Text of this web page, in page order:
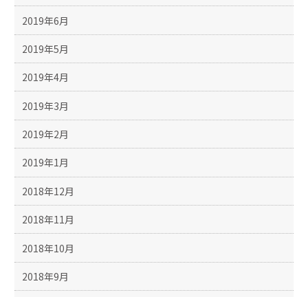
2019年6月
2019年5月
2019年4月
2019年3月
2019年2月
2019年1月
2018年12月
2018年11月
2018年10月
2018年9月